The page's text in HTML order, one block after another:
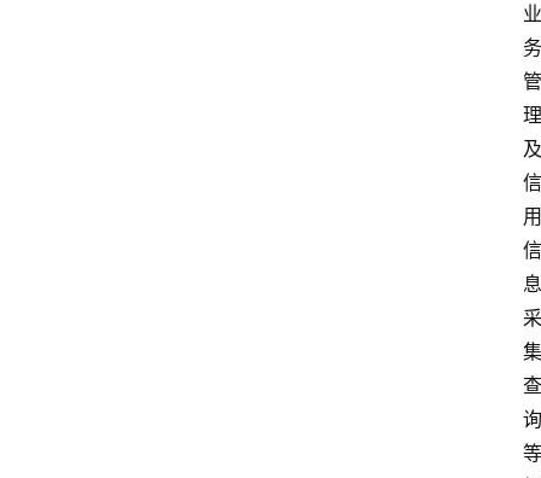
业
务
管
理
及
信
用
信
息
采
集
查
询
等